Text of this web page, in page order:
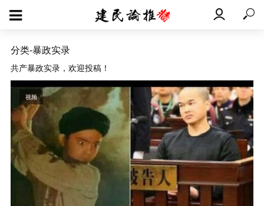
分类-暴政实录
共产暴政实录，欢迎投稿！
视频